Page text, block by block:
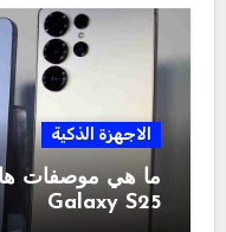
الاجهزة الذكية
ما هي موصفات
Galaxy S25